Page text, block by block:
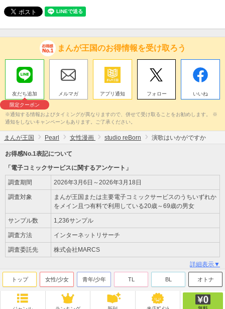
まんが王国のお得情報を受け取ろう
友だち追加
限定クーポン
メルマガ アプリ通知 フォロー いいね
※通知する情報およびタイミングが異なりますので、併せて受け取ることをお勧めします。 ※
通知をしないキャンペーンもあります。ご了承ください。
まんが王国 Pearl 女性漫画 studio reBorn 演歌はいかがですか
お得感No.1表記について
「電子コミックサービスに関するアンケート」
調査期間 2026年3月6日～2026年3月18日
調査対象
まんが王国または主要電子コミックサービスのうちいずれか
をメイン且つ有料で利用している20歳～69歳の男女
サンプル数 1,236サンプル
調査方法 インターネットリサーチ
調査委託先 株式会社MARCS
詳細表示▼
トップ 女性/少女 青年/少年 TL BL オトナ